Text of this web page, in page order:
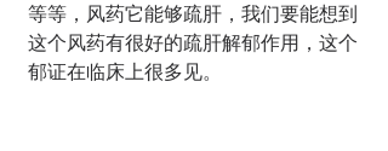
等等，风药它能够疏肝，我们要能想到
这个风药有很好的疏肝解郁作用，这个
郁证在临床上很多见。